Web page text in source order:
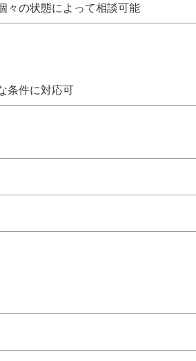
々の状態によって相談可能
条件に対応可